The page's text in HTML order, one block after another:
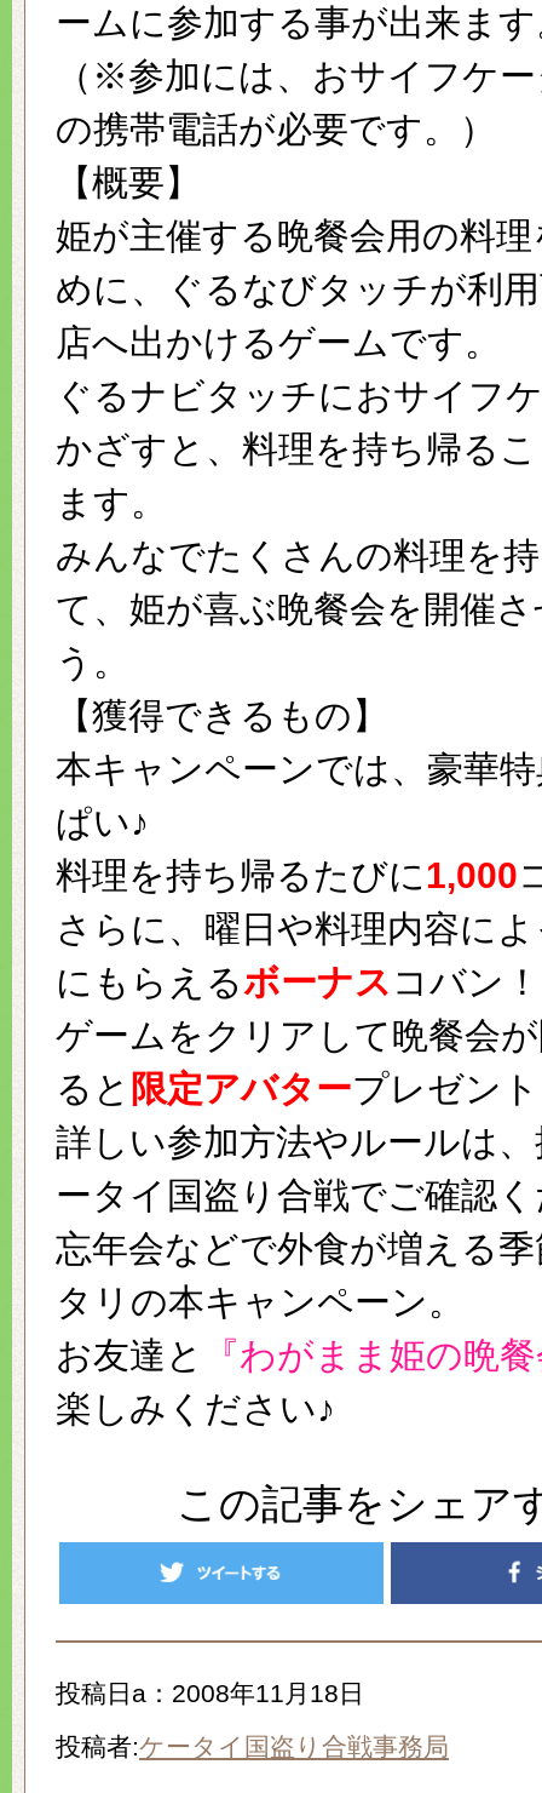
ームに参加する事が出来ま
（※参加には、おサイフケ
の携帯電話が必要です。）
【概要】
姫が主催する晩餐会用の料
めに、ぐるなびタッチが利
店へ出かけるゲームです。
ぐるナビタッチにおサイフ
かざすと、料理を持ち帰る
ます。
みんなでたくさんの料理を
て、姫が喜ぶ晩餐会を開催
う。
【獲得できるもの】
本キャンペーンでは、豪華
ぱい♪
料理を持ち帰るたびに1,000
さらに、曜日や料理内容に
にもらえるボーナス コバン
ゲームをクリアして晩餐会
ると 限定アバタープレゼン
詳しい参加方法やルールは
ータイ国盗り合戦でご確認
忘年会などで外食が増える
タリの本キャンペーン。
お友達と
『わがまま姫の晩
楽しみください♪
この記事をシェア
投稿日a：2008年11月18日
投稿者:ケータイ国盗り合戦事務局